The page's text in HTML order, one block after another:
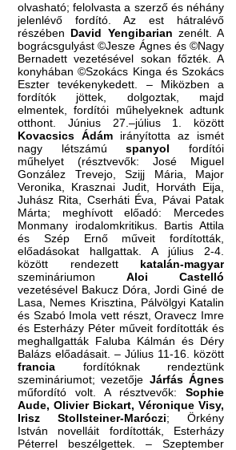
olvasható; felolvasta a szerző és néhány
jelenlévő fordító. Az est hátralévő
részében David Yengibarian zenélt. A
bográcsgulyást ©Jesze Ágnes és ©Nagy
Bernadett vezetésével sokan főzték. A
konyhában ©Szokács Kinga és Szokács
Eszter tevékenykedett. – Miközben a
fordítók jöttek, dolgoztak, majd
elmentek, fordítói műhelyeknek adtunk
otthont. Június 27.–július 1. között
Kovacsics Ádám irányította az ismét
nagy létszámúspanyol fordítói
műhelyet (résztvevők: José Miguel
González Trevejo, Szijj Mária, Major
Veronika, Krasznai Judit, Horváth Eija,
Juhász Rita, Cserháti Éva, Pávai Patak
Márta; meghívott előadó: Mercedes
Monmany irodalomkritikus. Bartis Attila
és
Szép
Ernő műveit fordították,
előadásokat hallgattak. A július 2-4.
között rendezett katalán-magyar
szemináriumon Aloi Castelló
vezetésével Bakucz Dóra, Jordi Giné de
Lasa, Nemes Krisztina, Pálvölgyi Katalin
és Szabó Imola vett részt, Oravecz Imre
és Esterházy Péter műveit fordították és
meghallgatták Faluba
Kálmán és Déry
Balázs előadásait. – Július 11-16. között
francia fordítóknak rendeztünk
szemináriumot; vezetője Járfás Ágnes
műfordító volt. A résztvevők: Sophie
Aude, Olivier Bickart, Véronique Visy,
Irisz Stollsteiner-Maróczi; Örkény
István novelláit fordították, Esterházy
Péterrel beszélgettek. – Szeptember